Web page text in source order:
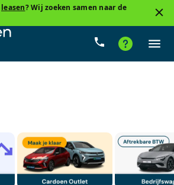
leasen? Wij zoeken samen naar de
Cardoenprijs Type